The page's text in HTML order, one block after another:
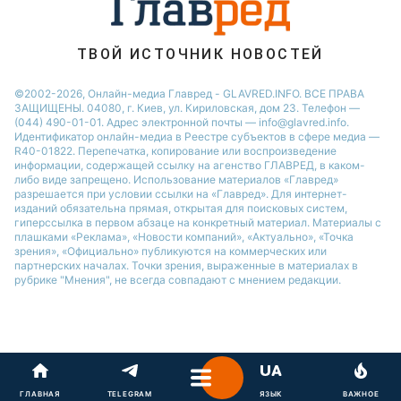
ТВОЙ ИСТОЧНИК НОВОСТЕЙ
©2002-2026, Онлайн-медиа Главред - GLAVRED.INFO. ВСЕ ПРАВА
ЗАЩИЩЕНЫ. 04080, г. Киев, ул. Кириловская, дом 23. Телефон —
(044) 490-01-01. Адрес электронной почты — info@glavred.info.
Идентификатор онлайн-медиа в Реестре cубъектов в сфере медиа —
R40-01822. Перепечатка, копирование или воспроизведение
информации, содержащей ссылку на агенство ГЛАВРЕД, в каком-
либо виде запрещено. Использование материалов «Главред»
разрешается при условии ссылки на «Главред». Для интернет-
изданий обязательна прямая, открытая для поисковых систем,
гиперссылка в первом абзаце на конкретный материал. Материалы с
плашками «Реклама», «Новости компаний», «Актуально», «Точка
зрения», «Официально» публикуются на коммерческих или
партнерских началах. Точки зрения, выраженные в материалах в
рубрике "Мнения", не всегда совпадают с мнением редакции.
ГЛАВНАЯ TELEGRAM ЯЗЫК ВАЖНОЕ